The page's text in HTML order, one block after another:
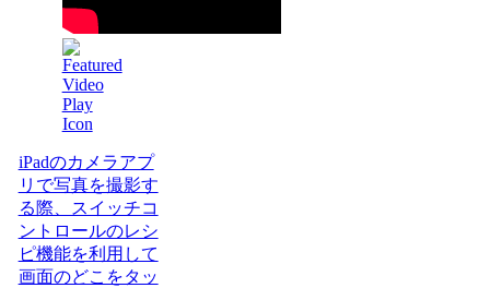
iPadのカメラアプ
リで写真を撮影す
る際、スイッチコ
ントロールのレシ
ピ機能を利用して
画面のどこをタッ